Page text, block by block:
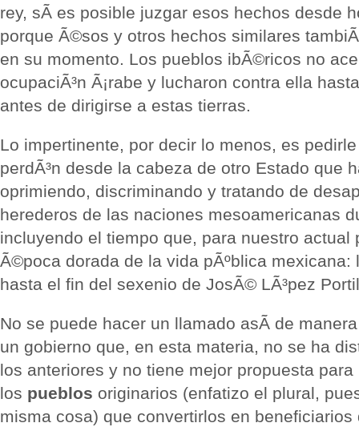
rey, sÃ­ es posible juzgar esos hechos desde
porque Ã©sos y otros hechos similares
en su momento. Los pueblos ibÃ©ricos no
ocupaciÃ³n Ã¡rabe y lucharon contra ella
antes de dirigirse a estas tierras.
Lo impertinente, por decir lo menos, es
perdÃ³n desde la cabeza de otro Estado que
oprimiendo, discriminando y tratando de
herederos de las naciones mesoamericanas
incluyendo el tiempo que, para nuestro actual
Ã©poca dorada de la vida pÃºblica mexicana:
hasta el fin del sexenio de JosÃ© LÃ³pez
No se puede hacer un llamado asÃ­ de
un gobierno que, en esta materia, no se ha
los anteriores y no tiene mejor propuesta para
los pueblos originarios (enfatizo el plural,
misma cosa) que convertirlos en beneficiarios